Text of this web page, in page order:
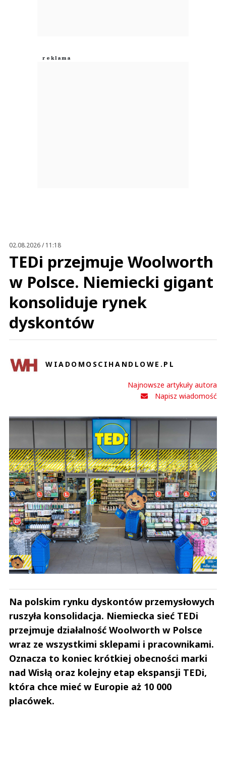
02.08.2026 / 11:18
TEDi przejmuje Woolworth
w Polsce. Niemiecki gigant
konsoliduje rynek
dyskontów
WIADOMOSCIHANDLOWE.PL
Najnowsze artykuły autora
Napisz wiadomość
Na polskim rynku dyskontów przemysłowych
ruszyła konsolidacja. Niemiecka sieć TEDi
przejmuje działalność Woolworth w Polsce
wraz ze wszystkimi sklepami i pracownikami.
Oznacza to koniec krótkiej obecności marki
nad Wisłą oraz kolejny etap ekspansji TEDi,
która chce mieć w Europie aż 10 000
placówek.